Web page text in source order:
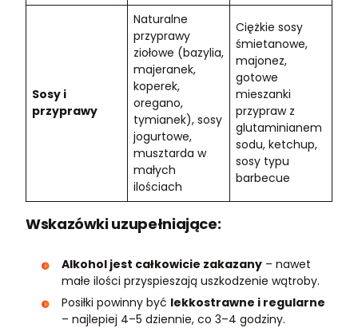
Sosy i
przyprawy
Naturalne
przyprawy
ziołowe (bazylia,
majeranek,
koperek,
oregano,
tymianek), sosy
jogurtowe,
musztarda w
małych
ilościach
Ciężkie sosy
śmietanowe,
majonez,
gotowe
mieszanki
przypraw z
glutaminianem
sodu, ketchup,
sosy typu
barbecue
Wskazówki uzupełniające:
Alkohol jest całkowicie zakazany – nawet
małe ilości przyspieszają uszkodzenie wątroby.
Posiłki powinny być lekkostrawne i regularne
– najlepiej 4–5 dziennie, co 3–4 godziny.